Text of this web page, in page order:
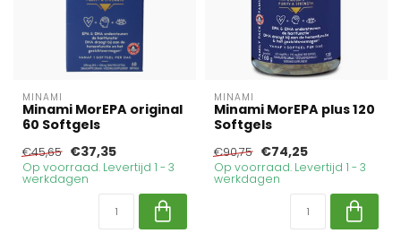
MINAMI
Minami MorEPA original
60 Softgels
€45,65 €37,35
Op voorraad. Levertijd 1 - 3
werkdagen
MINAMI
Minami MorEPA plus 120
Softgels
€90,75 €74,25
Op voorraad. Levertijd 1 - 3
werkdagen